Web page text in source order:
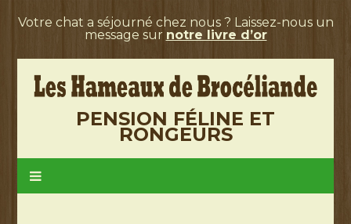
Votre chat a séjourné chez nous ? Laissez-nous un
message sur notre livre d’or
PENSION FÉLINE ET
RONGEURS